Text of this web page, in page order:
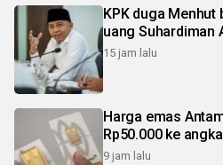
KPK duga
uang Suhardiman
15 jam lalu
Harga emas
Rp50.000 ke
9 jam lalu